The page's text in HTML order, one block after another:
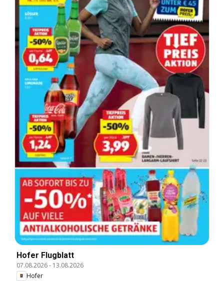
Hofer Flugblatt
07.08.2026- 13.08.2026
Hofer